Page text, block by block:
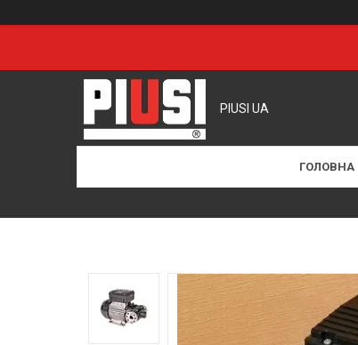
PIUSI UA
ГОЛОВНА